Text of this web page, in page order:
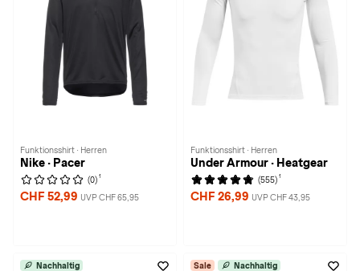
Funktionsshirt · Herren
Nike · Pacer
(0) 1
CHF 52,99 UVP CHF 65,95
Funktionsshirt · Herren
Under Armour · Heatgear
(555) 1
CHF 26,99 UVP CHF 43,95
Nachhaltig Sale Nachhaltig